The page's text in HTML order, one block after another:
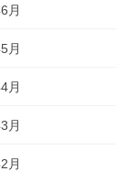
月
月
月
月
月